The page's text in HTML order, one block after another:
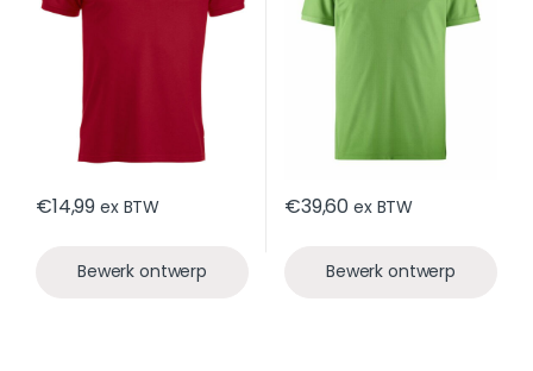
€14,99 ex BTW
Bewerk ontwerp
€39,60 ex BTW
Bewerk ontwerp